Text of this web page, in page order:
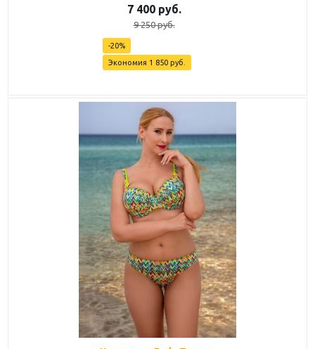
7 400руб.
9 250руб.
-20%
Экономия 1 850руб.